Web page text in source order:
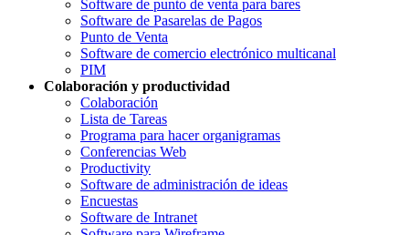
Software de punto de venta para bares
Software de Pasarelas de Pagos
Punto de Venta
Software de comercio electrónico multicanal
PIM
Colaboración y productividad
Colaboración
Lista de Tareas
Programa para hacer organigramas
Conferencias Web
Productivity
Software de administración de ideas
Encuestas
Software de Intranet